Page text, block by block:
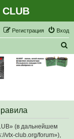
CLUB
Вход
Регистрация
(в дальнейшем
vtx-club.org/forum»),